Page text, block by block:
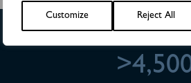
Customize Reject All